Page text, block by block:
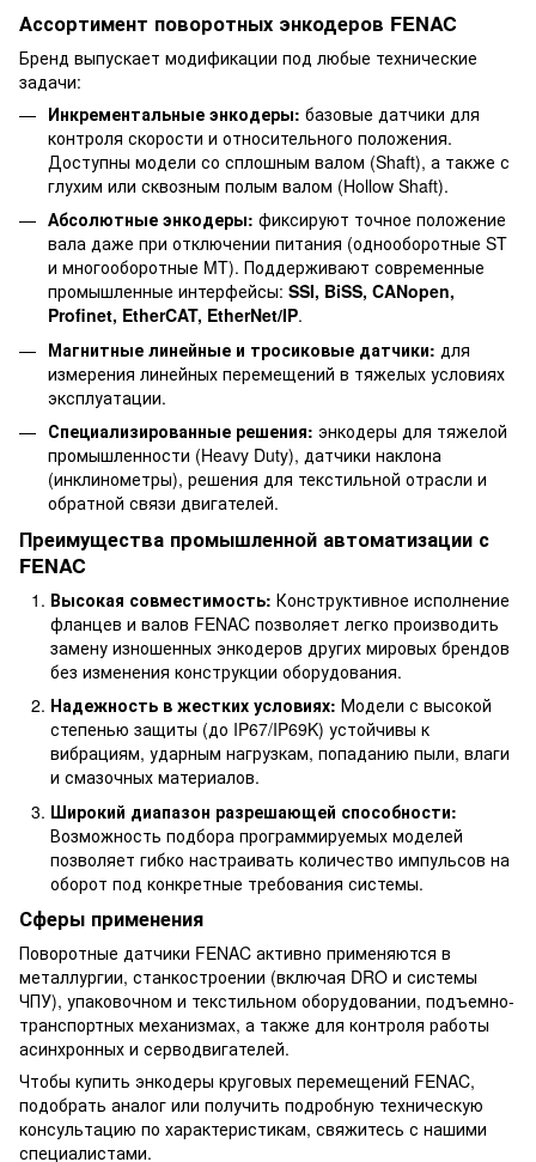
Ассортимент поворотных энкодеров FENAC
Бренд выпускает модификации под любые технические
задачи:
Инкрементальные энкодеры: базовые датчики для
контроля скорости и относительного положения.
Доступны модели со сплошным валом (Shaft), а также с
глухим или сквозным полым валом (Hollow Shaft).
Абсолютные энкодеры: фиксируют точное положение
вала даже при отключении питания (однооборотные ST
и многооборотные MT). Поддерживают современные
промышленные интерфейсы: SSI, BiSS, CANopen,
Profinet, EtherCAT, EtherNet/IP.
Магнитные линейные и тросиковые датчики: для
измерения линейных перемещений в тяжелых условиях
эксплуатации.
Специализированные решения: энкодеры для тяжелой
промышленности (Heavy Duty), датчики наклона
(инклинометры), решения для текстильной отрасли и
обратной связи двигателей.
Преимущества промышленной автоматизации с
FENAC
Высокая совместимость: Конструктивное исполнение
фланцев и валов FENAC позволяет легко производить
замену изношенных энкодеров других мировых брендов
без изменения конструкции оборудования.
Надежность в жестких условиях: Модели с высокой
степенью защиты (до IP67/IP69K) устойчивы к
вибрациям, ударным нагрузкам, попаданию пыли, влаги
и смазочных материалов.
Широкий диапазон разрешающей способности:
Возможность подбора программируемых моделей
позволяет гибко настраивать количество импульсов на
оборот под конкретные требования системы.
Сферы применения
Поворотные датчики FENAC активно применяются в
металлургии, станкостроении (включая DRO и системы
ЧПУ), упаковочном и текстильном оборудовании, подъемно-
транспортных механизмах, а также для контроля работы
асинхронных и серводвигателей.
Чтобы купить энкодеры круговых перемещений FENAC,
подобрать аналог или получить подробную техническую
консультацию по характеристикам, свяжитесь с нашими
специалистами.